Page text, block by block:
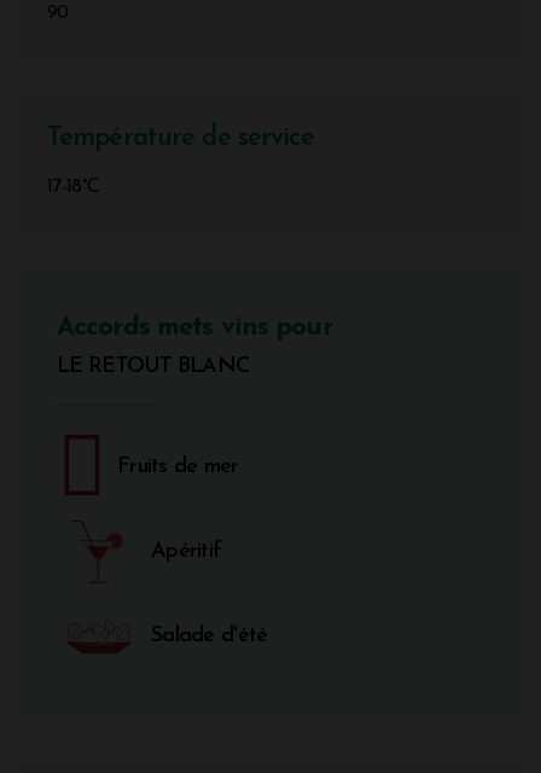
90
Température de service
17-18°C
Accords mets vins pour
LE RETOUT BLANC
Fruits de mer
Apéritif
Salade d'été